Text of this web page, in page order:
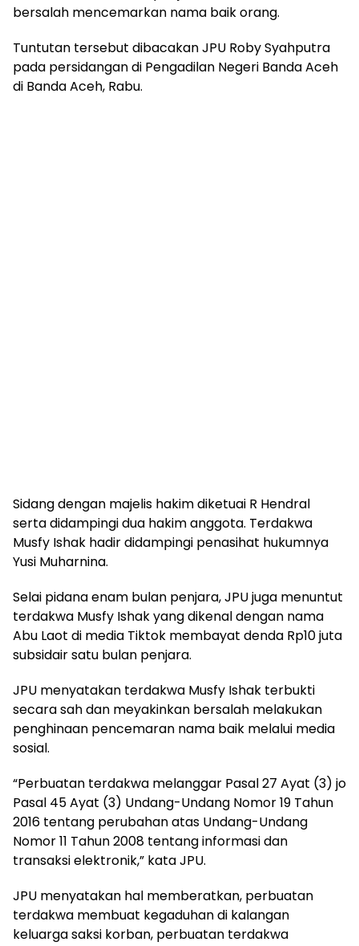
bersalah mencemarkan nama baik orang.
Tuntutan tersebut dibacakan JPU Roby Syahputra
pada persidangan di Pengadilan Negeri Banda Aceh
di Banda Aceh, Rabu.
Sidang dengan majelis hakim diketuai R Hendral
serta didampingi dua hakim anggota. Terdakwa
Musfy Ishak hadir didampingi penasihat hukumnya
Yusi Muharnina.
Selai pidana enam bulan penjara, JPU juga menuntut
terdakwa Musfy Ishak yang dikenal dengan nama
Abu Laot di media Tiktok membayat denda Rp10 juta
subsidair satu bulan penjara.
JPU menyatakan terdakwa Musfy Ishak terbukti
secara sah dan meyakinkan bersalah melakukan
penghinaan pencemaran nama baik melalui media
sosial.
“Perbuatan terdakwa melanggar Pasal 27 Ayat (3) jo
Pasal 45 Ayat (3) Undang-Undang Nomor 19 Tahun
2016 tentang perubahan atas Undang-Undang
Nomor 11 Tahun 2008 tentang informasi dan
transaksi elektronik,” kata JPU.
JPU menyatakan hal memberatkan, perbuatan
terdakwa membuat kegaduhan di kalangan
keluarga saksi korban, perbuatan terdakwa